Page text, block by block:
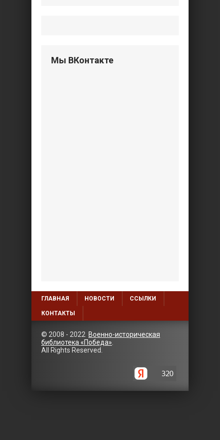
Мы ВКонтакте
ГЛАВНАЯ НОВОСТИ ССЫЛКИ
КОНТАКТЫ
© 2008 - 2022 Военно-историческая
библиотека «Победа»
All Rights Reserved.